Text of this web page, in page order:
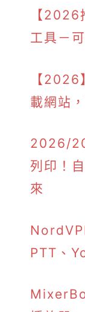
【
工具－
【
載網站
2026/
列印！
來
PTT、